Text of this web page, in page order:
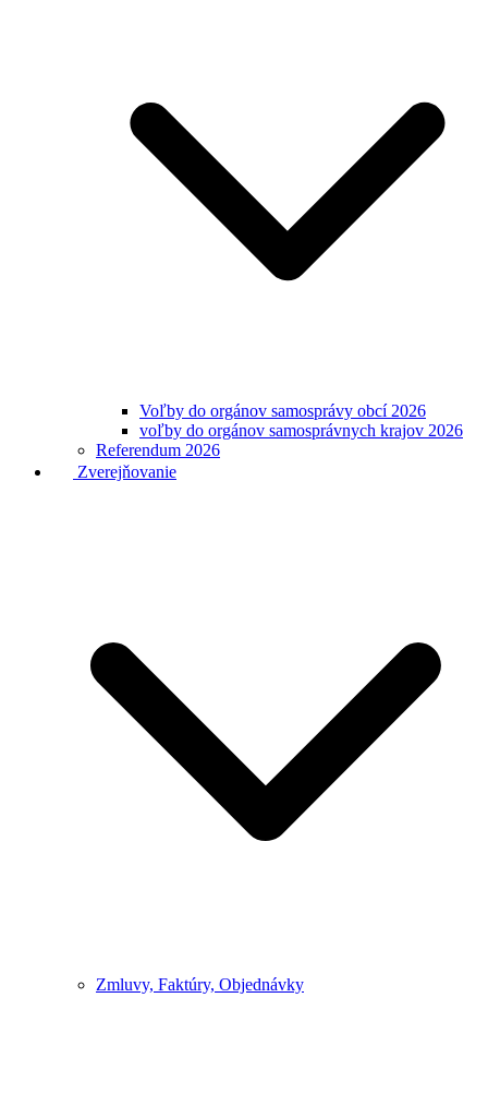
Voľby do orgánov samosprávy obcí 2026
voľby do orgánov samosprávnych krajov 2026
Referendum 2026
Zverejňovanie
Zmluvy, Faktúry, Objednávky